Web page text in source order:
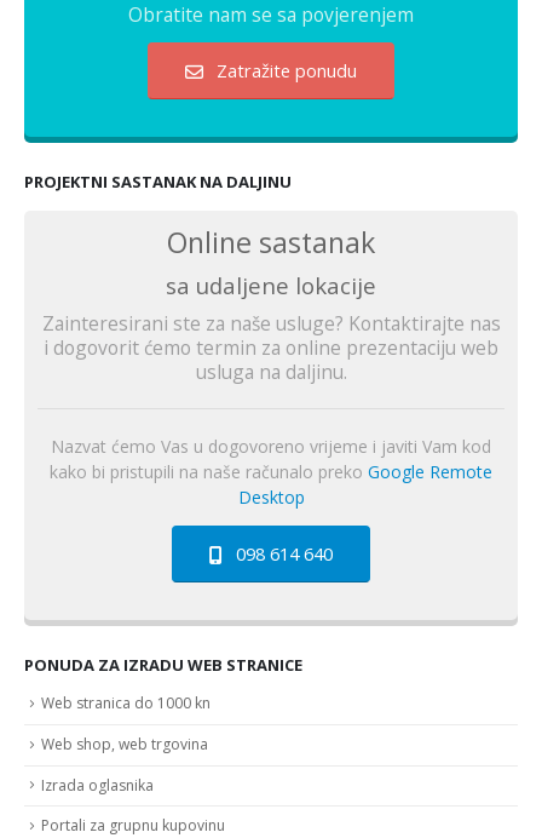
Obratite nam se sa povjerenjem
Zatražite ponudu
PROJEKTNI SASTANAK NA DALJINU
Online sastanak
sa udaljene lokacije
Zainteresirani ste za naše usluge? Kontaktirajte nas
i dogovorit ćemo termin za online prezentaciju web
usluga na daljinu.
Nazvat ćemo Vas u dogovoreno vrijeme i javiti Vam kod
kako bi pristupili na naše računalo preko Google Remote
Desktop
098 614 640
PONUDA ZA IZRADU WEB STRANICE
Web stranica do 1000 kn
Web shop, web trgovina
Izrada oglasnika
Portali za grupnu kupovinu